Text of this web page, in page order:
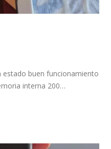
estado buen funcionamiento
interna 200…